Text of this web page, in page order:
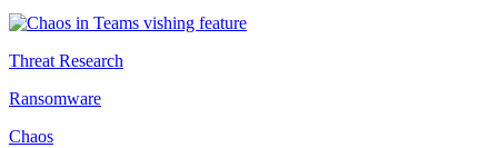
Threat Research
Ransomware
Chaos